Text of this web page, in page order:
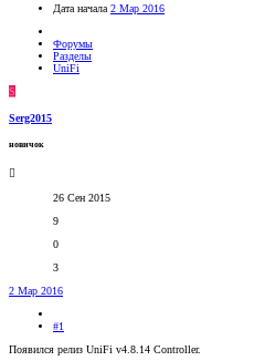
Дата начала 2 Мар 2016
Форумы
Разделы
UniFi
S
Serg2015
новичок
26 Сен 2015
9
0
3
2 Мар 2016
#1
Появился релиз UniFi v4.8.14 Controller.